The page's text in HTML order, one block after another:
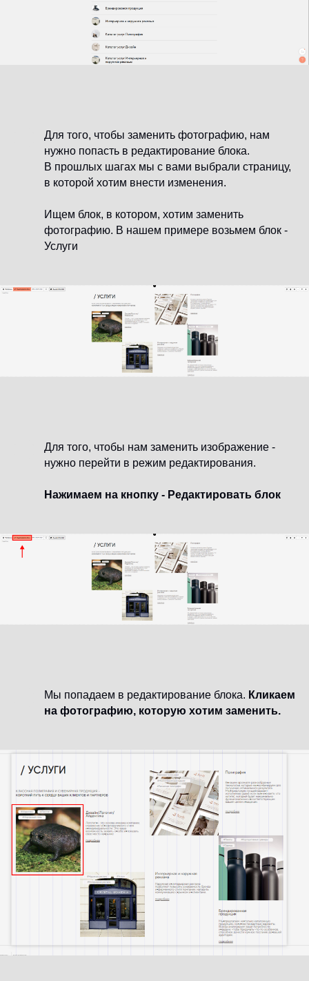
Для того, чтобы заменить фотографию, нам
нужно попасть в редактирование блока.
В прошлых шагах мы с вами выбрали страницу,
в которой хотим внести изменения.
Ищем блок, в котором, хотим заменить
фотографию. В нашем примере возьмем блок -
Услуги
Для того, чтобы нам заменить изображение -
нужно перейти в режим редактирования.
Нажимаем на кнопку - Редактировать блок
Мы попадаем в редактирование блока. Кликаем
на фотографию, которую хотим заменить.